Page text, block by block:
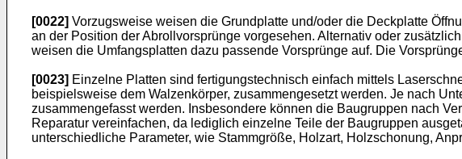
[0022] Vorzugsweise weisen die Grundplatte und/oder die Deckplatte
an der Position der Abrollvorsprünge vorgesehen. Alternativ oder
weisen die Umfangsplatten dazu passende Vorsprünge auf. Die
[0023] Einzelne Platten sind fertigungstechnisch einfach mittels
beispielsweise dem Walzenkörper, zusammengesetzt werden. Je nach
zusammengefasst werden. Insbesondere können die Baugruppen nach
Reparatur vereinfachen, da lediglich einzelne Teile der Baugruppen
unterschiedliche Parameter, wie Stammgröße, Holzart, Holzschonung,